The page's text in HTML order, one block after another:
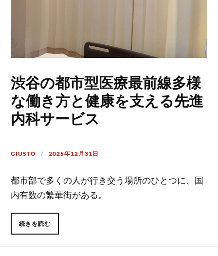
渋谷の都市型医療最前線多様
な働き方と健康を支える先進
内科サービス
GIUSTO 2025年12月31日
都市部で多くの人が行き交う場所のひとつに、国
内有数の繁華街がある。
続きを読む